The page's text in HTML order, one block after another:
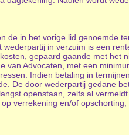
de in het vorige lid genoemde
in verzuim is een
gepaard gaande met het
Advocaten, met een
Indien betaling in
De door wederpartij gedane
openstaan, zelfs al
verrekening en/of